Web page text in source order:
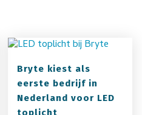
Bryte kiest als
eerste bedrijf in
Nederland voor LED
toplicht